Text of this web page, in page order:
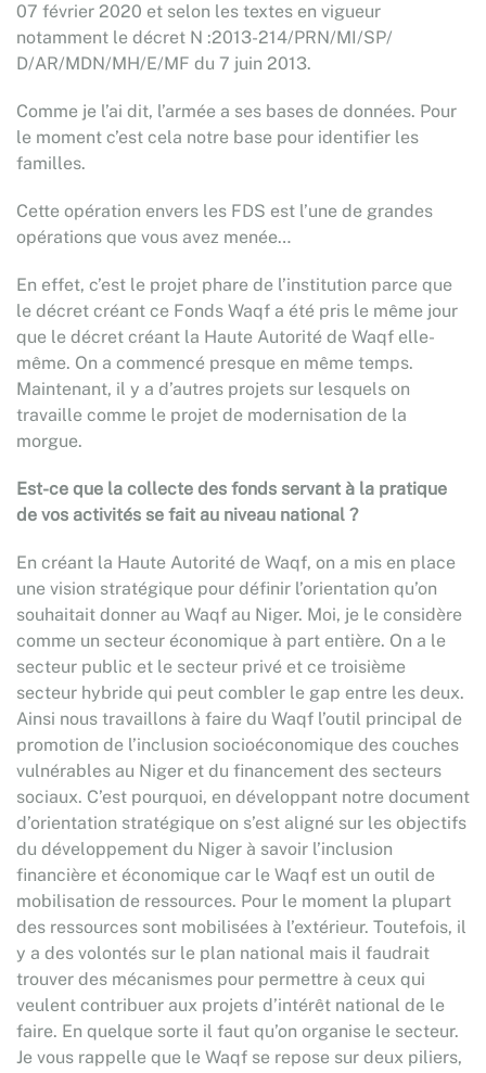
07 février 2020 et selon les textes en vigueur
notamment le décret N :2013-214/PRN/MI/SP/
D/AR/MDN/MH/E/MF du 7 juin 2013.
Comme je l’ai dit, l’armée a ses bases de données. Pour
le moment c’est cela notre base pour identifier les
familles.
Cette opération envers les FDS est l’une de grandes
opérations que vous avez menée…
En effet, c’est le projet phare de l’institution parce que
le décret créant ce Fonds Waqf a été pris le même jour
que le décret créant la Haute Autorité de Waqf elle-
même. On a commencé presque en même temps.
Maintenant, il y a d’autres projets sur lesquels on
travaille comme le projet de modernisation de la
morgue.
Est-ce que la collecte des fonds servant à la pratique
de vos activités se fait au niveau national ?
En créant la Haute Autorité de Waqf, on a mis en place
une vision stratégique pour définir l’orientation qu’on
souhaitait donner au Waqf au Niger. Moi, je le considère
comme un secteur économique à part entière. On a le
secteur public et le secteur privé et ce troisième
secteur hybride qui peut combler le gap entre les deux.
Ainsi nous travaillons à faire du Waqf l’outil principal de
promotion de l’inclusion socioéconomique des couches
vulnérables au Niger et du financement des secteurs
sociaux. C’est pourquoi, en développant notre document
d’orientation stratégique on s’est aligné sur les objectifs
du développement du Niger à savoir l’inclusion
financière et économique car le Waqf est un outil de
mobilisation de ressources. Pour le moment la plupart
des ressources sont mobilisées à l’extérieur. Toutefois, il
y a des volontés sur le plan national mais il faudrait
trouver des mécanismes pour permettre à ceux qui
veulent contribuer aux projets d’intérêt national de le
faire. En quelque sorte il faut qu’on organise le secteur.
Je vous rappelle que le Waqf se repose sur deux piliers,